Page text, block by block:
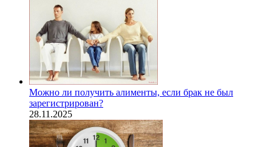
Можно ли получить алименты, если брак не был
зарегистрирован?
28.11.2025